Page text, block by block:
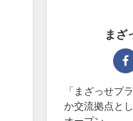
まざ
「まざっせプ
か交流拠点と